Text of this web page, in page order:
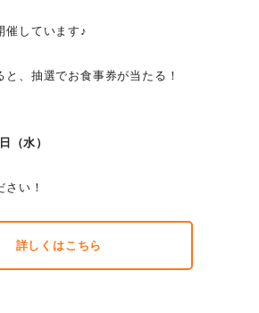
催しています♪
、抽選でお食事券が当たる！
（水）
い！
詳しくはこちら